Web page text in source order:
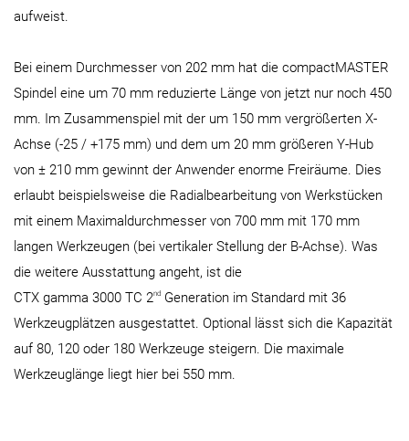
aufweist.
Bei einem Durchmesser von 202 mm hat die compactMASTER
Spindel eine um 70 mm reduzierte Länge von jetzt nur noch 450
mm. Im Zusammenspiel mit der um 150 mm vergrößerten X-
Achse (-25 / +175 mm) und dem um 20 mm größeren Y-Hub
von ± 210 mm gewinnt der Anwender enorme Freiräume. Dies
erlaubt beispielsweise die Radialbearbeitung von Werkstücken
mit einem Maximaldurchmesser von 700 mm mit 170 mm
langen Werkzeugen (bei vertikaler Stellung der B-Achse). Was
die weitere Ausstattung angeht, ist die
CTX gamma 3000 TC 2nd Generation im Standard mit 36
Werkzeugplätzen ausgestattet. Optional lässt sich die Kapazität
auf 80, 120 oder 180 Werkzeuge steigern. Die maximale
Werkzeuglänge liegt hier bei 550 mm.